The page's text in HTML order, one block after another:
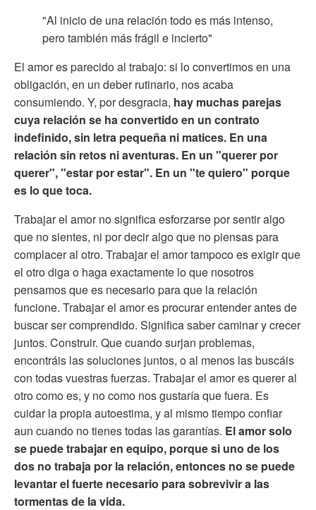
"Al inicio de una relación todo es más intenso,
pero también más frágil e incierto"
El amor es parecido al trabajo: si lo convertimos en una
obligación, en un deber rutinario, nos acaba
consumiendo. Y, por desgracia, hay muchas parejas
cuya relación se ha convertido en un contrato
indefinido, sin letra pequeña ni matices. En una
relación sin retos ni aventuras. En un "querer por
querer", "estar por estar". En un "te quiero" porque
es lo que toca.
Trabajar el amor no significa esforzarse por sentir algo
que no sientes, ni por decir algo que no piensas para
complacer al otro. Trabajar el amor tampoco es exigir que
el otro diga o haga exactamente lo que nosotros
pensamos que es necesario para que la relación
funcione. Trabajar el amor es procurar entender antes de
buscar ser comprendido. Significa saber caminar y crecer
juntos. Construir. Que cuando surjan problemas,
encontráis las soluciones juntos, o al menos las buscáis
con todas vuestras fuerzas. Trabajar el amor es querer al
otro como es, y no como nos gustaría que fuera. Es
cuidar la propia autoestima, y al mismo tiempo confiar
aun cuando no tienes todas las garantías. El amor solo
se puede trabajar en equipo, porque si uno de los
dos no trabaja por la relación, entonces no se puede
levantar el fuerte necesario para sobrevivir a las
tormentas de la vida.